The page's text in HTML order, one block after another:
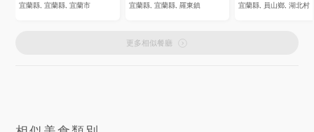
宜蘭縣, 宜蘭縣, 宜蘭市 宜蘭縣, 宜蘭縣, 羅東鎮 宜蘭縣, 員山鄉, 湖北村
更多相似餐廳